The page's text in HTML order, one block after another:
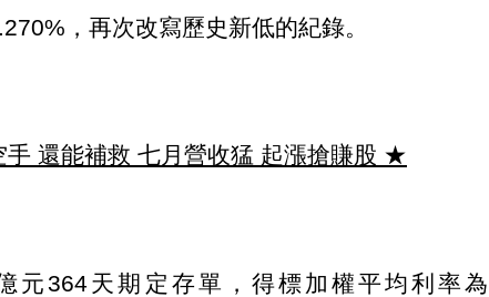
，再次改寫歷史新低的紀錄。
還能補救 七月營收猛 起漲搶賺股 ★
元364天期定存單，得標加權平均利率為